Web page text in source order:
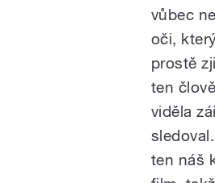
vůbec
oči,
prostě
ten
viděla
ten náš